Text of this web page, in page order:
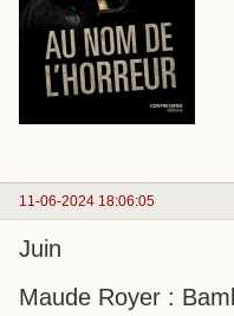
11-06-2024 18:06:05
Juin
Maude Royer :